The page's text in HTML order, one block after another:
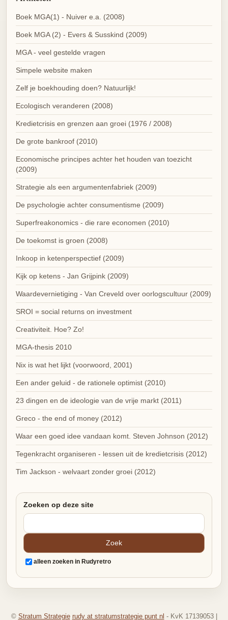
Boek MGA(1) - Nuiver e.a. (2008)
Boek MGA (2) - Evers & Susskind (2009)
MGA - veel gestelde vragen
Simpele website maken
Zelf je boekhouding doen? Natuurlijk!
Ecologisch veranderen (2008)
Kredietcrisis en grenzen aan groei (1976 / 2008)
De grote bankroof (2010)
Economische principes achter het houden van toezicht
(2009)
Strategie als een argumentenfabriek (2009)
De psychologie achter consumentisme (2009)
Superfreakonomics - die rare economen (2010)
De toekomst is groen (2008)
Inkoop in ketenperspectief (2009)
Kijk op ketens - Jan Grijpink (2009)
Waardevernietiging - Van Creveld over oorlogscultuur (2009)
SROI = social returns on investment
Creativiteit. Hoe? Zo!
MGA-thesis 2010
Nix is wat het lijkt (voorwoord, 2001)
Een ander geluid - de rationele optimist (2010)
23 dingen en de ideologie van de vrije markt (2011)
Greco - the end of money (2012)
Waar een goed idee vandaan komt. Steven Johnson (2012)
Tegenkracht organiseren - lessen uit de kredietcrisis (2012)
Tim Jackson - welvaart zonder groei (2012)
Zoeken op deze site
alleen zoeken in Rudyretro
© Stratum Strategie rudy at stratumstrategie punt nl - KvK 17139053 |